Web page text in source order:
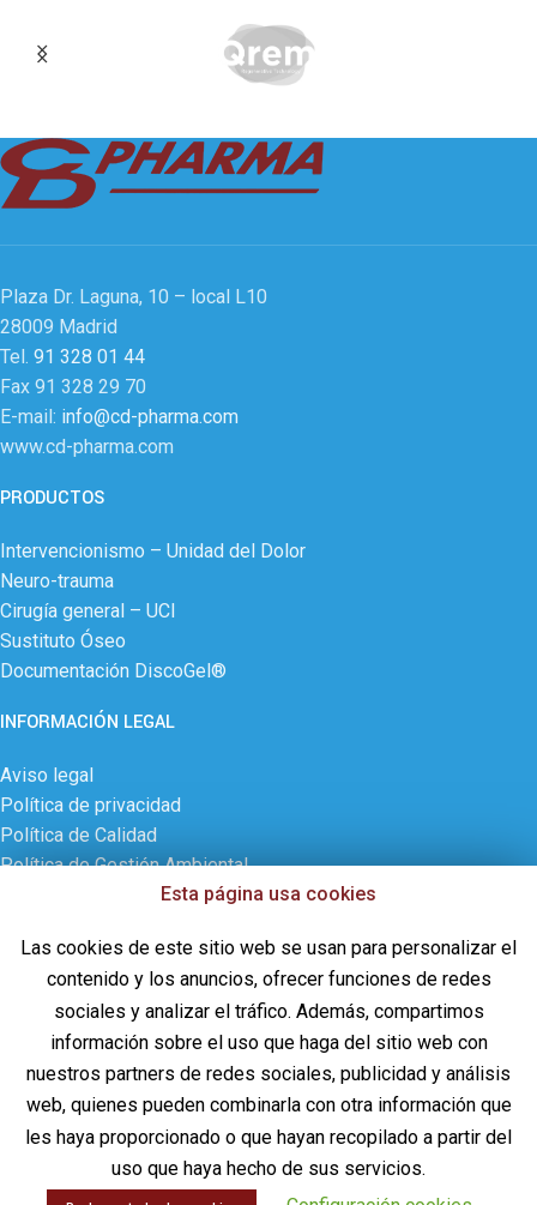
Plaza Dr. Laguna, 10 – local L10
28009 Madrid
Tel. 91 328 01 44
Fax 91 328 29 70
E-mail: info@cd-pharma.com
www.cd-pharma.com
PRODUCTOS
Intervencionismo – Unidad del Dolor
Neuro-trauma
Cirugía general – UCI
Sustituto Óseo
Documentación DiscoGel®
INFORMACIÓN LEGAL
Aviso legal
Política de privacidad
Política de Calidad
Política de Gestión Ambiental
ÚLTIMAS NOVEDADES
¡CD PHARMA, S.A. celebra 30 años de historia!
28 de septiembre de 2024 Sin comentarios
Uso de Piezosurgery PLUS en Laminoplastia
D12-L1 y resección de ependimoma de cono
medular
Esta página usa cookies
Las cookies de este sitio web se usan para personalizar el
contenido y los anuncios, ofrecer funciones de redes
sociales y analizar el tráfico. Además, compartimos
información sobre el uso que haga del sitio web con
nuestros partners de redes sociales, publicidad y análisis
web, quienes pueden combinarla con otra información que
les haya proporcionado o que hayan recopilado a partir del
uso que haya hecho de sus servicios.